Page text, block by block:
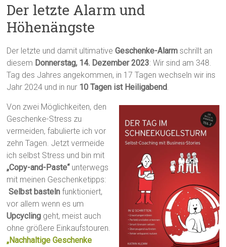
Der letzte Alarm und
Höhenängste
Der letzte und damit ultimativeGeschenke-Alarm schrillt an
diesem Donnerstag, 14. Dezember 2023: Wir sind am 348.
Tag des Jahres angekommen, in 17 Tagen wechseln wir ins
Jahr 2024 und in nur 10 Tagen ist Heiligabend.
Von zwei Möglichkeiten, den
Geschenke-Stress zu
vermeiden, fabulierte ich vor
zehn Tagen. Jetzt vermeide
ich selbst Stress und bin mit
„Copy-and-Paste“ unterwegs
mit meinen Geschenketipps:
Selbst basteln funktioniert,
vor allem wenn es um
Upcycling geht, meist auch
ohne größere Einkaufstouren.
„Nachhaltige Geschenke